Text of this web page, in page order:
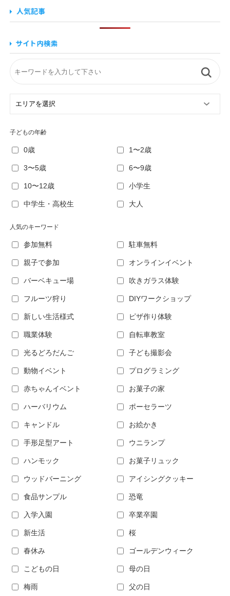
子どもの年齢
0歳 1〜2歳
3〜5歳 6〜9歳
10〜12歳 小学生
中学生・高校生 大人
人気のキーワード
参加無料 駐車無料
親子で参加 オンラインイベント
バーベキュー場 吹きガラス体験
フルーツ狩り DIYワークショップ
新しい生活様式 ピザ作り体験
職業体験 自転車教室
光るどろだんご 子ども撮影会
動物イベント プログラミング
赤ちゃんイベント お菓子の家
ハーバリウム ポーセラーツ
キャンドル お絵かき
手形足型アート ウニランプ
ハンモック お菓子リュック
ウッドバーニング アイシングクッキー
食品サンプル 恐竜
入学入園 卒業卒園
新生活 桜
春休み ゴールデンウィーク
こどもの日 母の日
梅雨 父の日